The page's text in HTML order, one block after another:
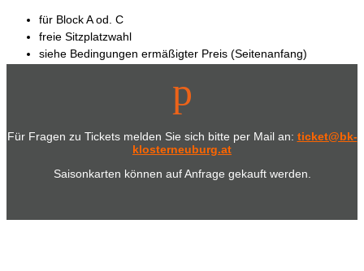
für Block A od. C
freie Sitzplatzwahl
siehe Bedingungen ermäßigter Preis (Seitenanfang)
p
Für Fragen zu Tickets melden Sie sich bitte per Mail an: ticket@bk-
klosterneuburg.at
Saisonkarten können auf Anfrage gekauft werden.